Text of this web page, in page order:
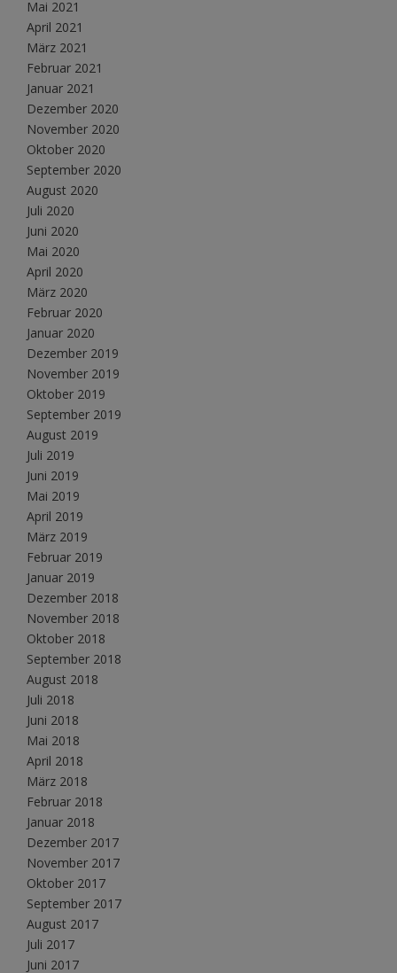
Mai 2021
April 2021
März 2021
Februar 2021
Januar 2021
Dezember 2020
November 2020
Oktober 2020
September 2020
August 2020
Juli 2020
Juni 2020
Mai 2020
April 2020
März 2020
Februar 2020
Januar 2020
Dezember 2019
November 2019
Oktober 2019
September 2019
August 2019
Juli 2019
Juni 2019
Mai 2019
April 2019
März 2019
Februar 2019
Januar 2019
Dezember 2018
November 2018
Oktober 2018
September 2018
August 2018
Juli 2018
Juni 2018
Mai 2018
April 2018
März 2018
Februar 2018
Januar 2018
Dezember 2017
November 2017
Oktober 2017
September 2017
August 2017
Juli 2017
Juni 2017